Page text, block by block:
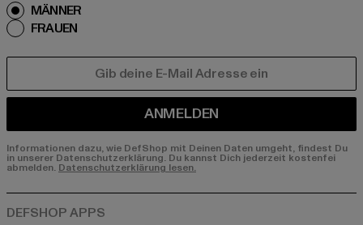
MÄNNER
FRAUEN
ANMELDEN
Informationen dazu, wie DefShop mit Deinen Daten umgeht, findest Du
in unserer Datenschutzerklärung. Du kannst Dich jederzeit kostenfei
abmelden. Datenschutzerklärung lesen.